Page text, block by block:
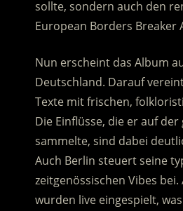
sollte, sondern auch den
European Borders Breaker
Nun erscheint das Album
Deutschland. Darauf
Texte mit frischen,
Die Einflüsse, die er auf der
sammelte, sind dabei
Auch Berlin steuert seine
zeitgenössischen Vibes
wurden live eingespielt,